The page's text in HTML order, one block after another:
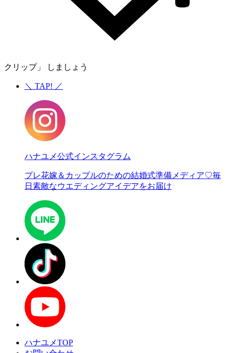
クリップ」 しましょう
＼ TAP! ／
ハナユメ公式インスタグラム
プレ花嫁＆カップルのための結婚式準備メディア♡毎
日素敵なウエディングアイデアをお届け
ハナユメTOP